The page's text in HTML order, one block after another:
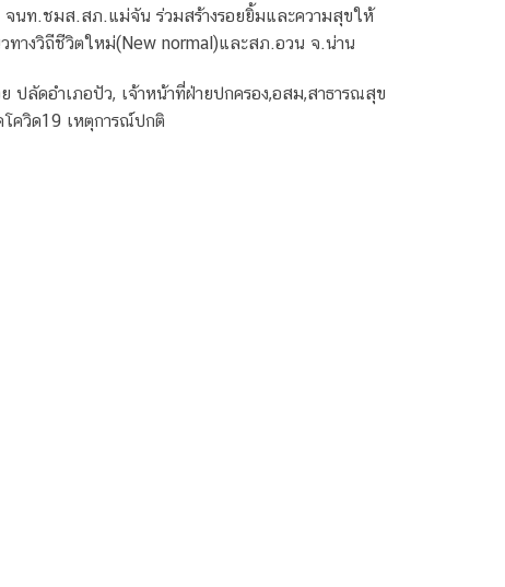
นท.ชมส.สภ.แม่จัน ร่วมสร้างรอยยิ้มและความสุขให้
ทางวิถีชีวิตใหม่(New normal)และสภ.อวน​ จ.น่าน
ดอำเภอปัว, เจ้าหน้าที่​ฝ่ายปกครอง,อสม,สาธารณสุข​
ควิด19 เหตุการณ์ปกติ